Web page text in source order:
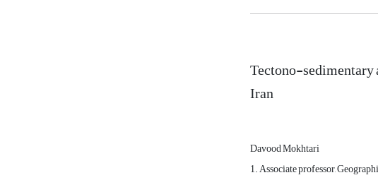
Tectono-
Iran
Davood Mokhtari
1. Associate professor,